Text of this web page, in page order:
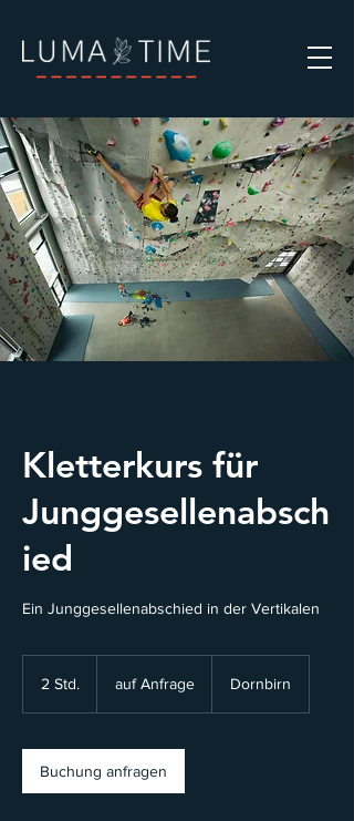
Kletterkurs für
Junggesellenabsch
ied
Ein Junggesellenabschied in der Vertikalen
2 Std.
d
.
auf Anfrage Dornbirn
Buchung anfragen